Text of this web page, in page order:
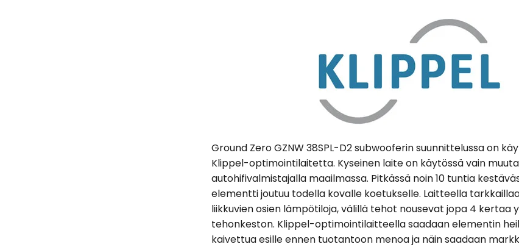
Ground Zero GZNW 38SPL-D2 subwooferin suunnittelussa on
Klippel-optimointilaitetta. Kyseinen laite on käytössä vain
autohifivalmistajalla maailmassa. Pitkässä noin 10 tuntia
elementti joutuu todella kovalle koetukselle. Laitteella
liikkuvien osien lämpötiloja, välillä tehot nousevat jopa 4 kertaa
tehonkeston. Klippel-optimointilaitteella saadaan elementin
kaivettua esille ennen tuotantoon menoa ja näin saadaan